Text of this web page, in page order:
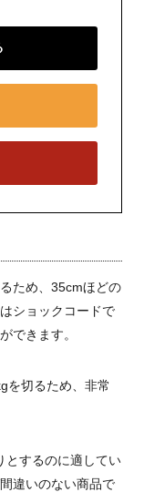
ため、35cmほどの
ショックコードで
できます。
を切るため、非常
とするのに適してい
違いのない商品で